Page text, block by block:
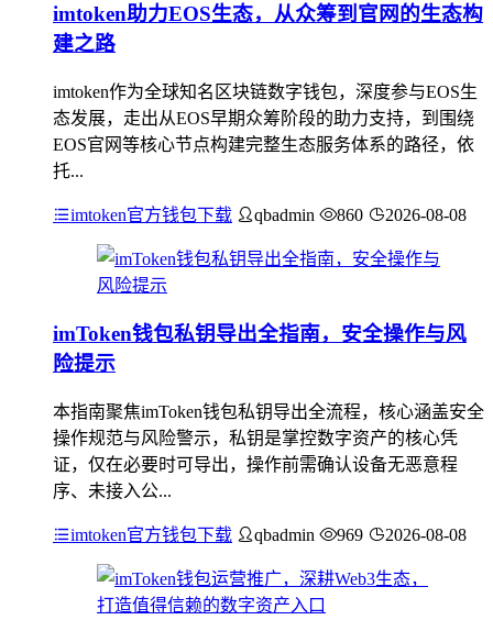
imtoken助力EOS生态，从众筹到官网的生态构
建之路
imtoken作为全球知名区块链数字钱包，深度参与EOS生
态发展，走出从EOS早期众筹阶段的助力支持，到围绕
EOS官网等核心节点构建完整生态服务体系的路径，依
托...
imtoken官方钱包下载 qbadmin 860 2026-08-08
imToken钱包私钥导出全指南，安全操作与风
险提示
本指南聚焦imToken钱包私钥导出全流程，核心涵盖安全
操作规范与风险警示，私钥是掌控数字资产的核心凭
证，仅在必要时可导出，操作前需确认设备无恶意程
序、未接入公...
imtoken官方钱包下载 qbadmin 969 2026-08-08